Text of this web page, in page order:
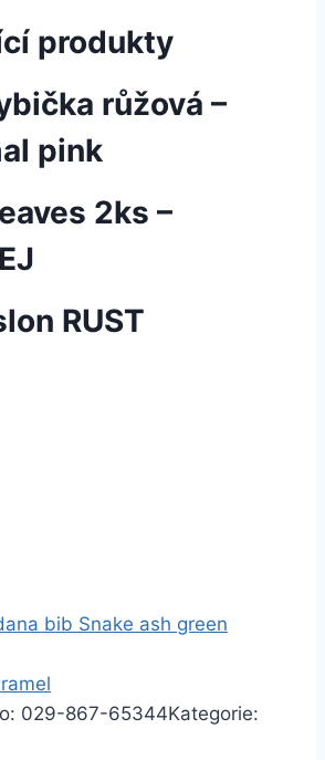
produkty
růžová –
pink
2ks –
RUST
bib Snake ash green
029-867-65344Kategorie: